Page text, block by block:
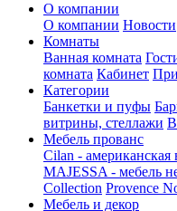
О компании
О компании Новости
Комнаты
Ванная комната
комната Кабинет
Категории
Банкетки и пуфы
витрины, стеллажи
Мебель прованс
Cilan - американская
MAJESSA - мебель
Collection Provence
Мебель и декор